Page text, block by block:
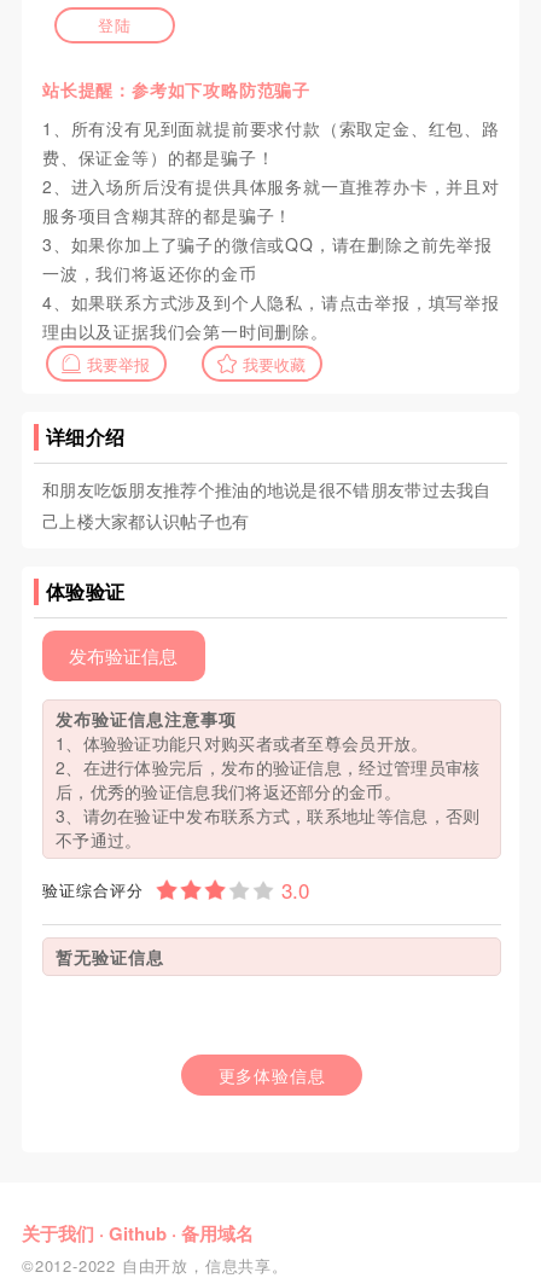
登陆
站长提醒：参考如下攻略防范骗子
1、所有没有见到面就提前要求付款（索取定金、红包、路
费、保证金等）的都是骗子！
2、进入场所后没有提供具体服务就一直推荐办卡，并且对
服务项目含糊其辞的都是骗子！
3、如果你加上了骗子的微信或QQ，请在删除之前先举报
一波，我们将返还你的金币
4、如果联系方式涉及到个人隐私，请点击举报，填写举报
理由以及证据我们会第一时间删除。
我要举报 我要收藏
详细介绍
和朋友吃饭朋友推荐个推油的地说是很不错朋友带过去我自
己上楼大家都认识帖子也有
体验验证
发布验证信息
发布验证信息注意事项
1、体验验证功能只对购买者或者至尊会员开放。
2、在进行体验完后，发布的验证信息，经过管理员审核
后，优秀的验证信息我们将返还部分的金币。
3、请勿在验证中发布联系方式，联系地址等信息，否则
不予通过。
验证综合评分
暂无验证信息
更多体验信息
关于我们 · Github· 备用域名
©2012-2022 自由开放，信息共享。